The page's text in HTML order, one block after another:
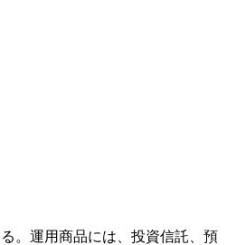
。運用商品には、投資信託、預